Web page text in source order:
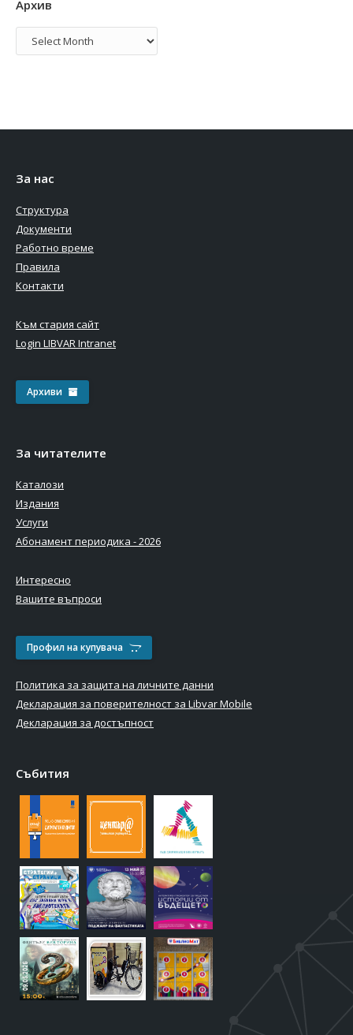
Архив
Архив
За нас
Структура
Документи
Работно време
Правила
Контакти
Към стария сайт
Login LIBVAR Intranet
Архиви
За читателите
Каталози
Издания
Услуги
Абонамент периодика - 2026
Интересно
Вашите въпроси
Профил на купувача
Политика за защита на личните данни
Декларация за поверителност за Libvar Mobile
Декларация за достъпност
Събития